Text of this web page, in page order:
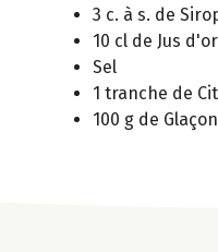
3 c. à s. de
10 cl de Jus
Sel
1 tranche de
100 g de Glaçon